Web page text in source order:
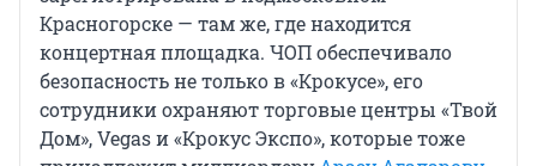
Красногорске — там же, где находится
концертная площадка. ЧОП обеспечивало
безопасность не только в «Крокусе», его
сотрудники охраняют торговые центры «Твой
Дом», Vegas и «Крокус Экспо», которые тоже